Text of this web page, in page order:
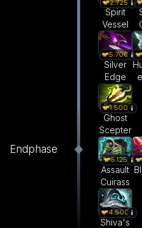
2.725
Spirit
Vessel
5.700
Silver
Edge
1.500
Ghost
Scepter
Endphase
5.125
Assault
Cuirass
4.500
Shiva's